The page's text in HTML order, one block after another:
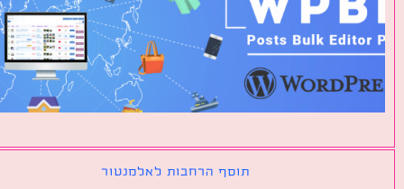
תוסף הרחבות לאלמנטור